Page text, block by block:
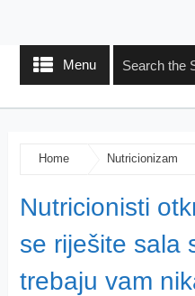
Menu
Home Nutricionizam
Nutricionisti
se riješite sala
trebaju vam